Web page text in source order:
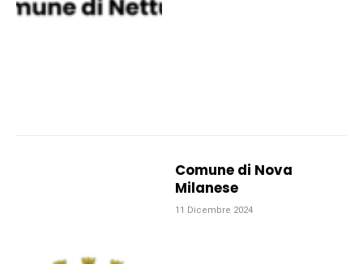
Comune di Nova
Milanese
11 Dicembre 2024